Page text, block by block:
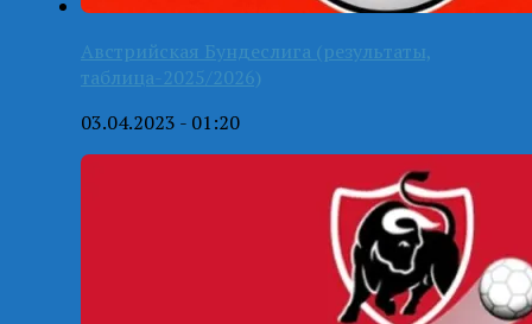
Австрийская Бундеслига (результаты,
таблица-2025/2026)
03.04.2023 - 01:20